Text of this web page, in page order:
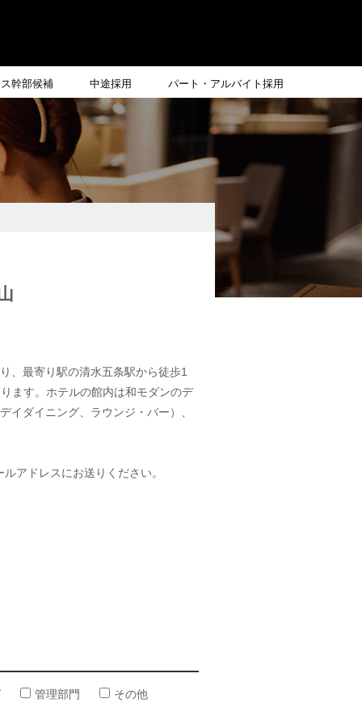
幹部候補 中途採用 パート・アルバイト採用
、最寄り駅の清水五条駅から徒歩1
ます。ホテルの館内は和モダンのデ
ダイニング、ラウンジ・バー）、
アドレスにお送りください。
管理部門
その他